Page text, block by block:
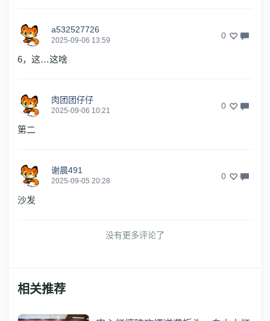
a532527726
2025-09-06 13:59 0
6，这…这啥
肉团团仔仔
2025-09-06 10:21 0
第二
谢晨491
2025-09-05 20:28 0
沙发
没有更多评论了
相关推荐